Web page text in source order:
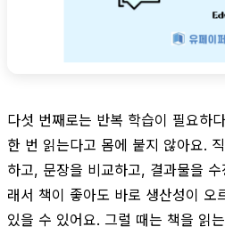
다섯 번째로는 반복 학습이 필요하
한 번 읽는다고 몸에 붙지 않아요.
하고, 문장을 비교하고, 결과물을
래서 책이 좋아도 바로 생산성이 오
있을 수 있어요. 그럴 때는 책을 읽는